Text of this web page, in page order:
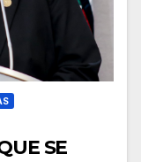
SE